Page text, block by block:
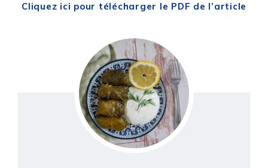
Cliquez ici pour télécharger le PDF de l’article